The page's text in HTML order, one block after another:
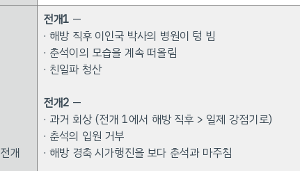
전개
전개1 —
· 해방 직후 이인국 박사의 병원이 텅 빔
· 춘석이의 모습을 계속 떠올림
· 친일파 청산
전개2 —
· 과거 회상 (전개 1에서 해방 직후 > 일제 강점기로)
· 춘석의 입원 거부
· 해방 경축 시가행진을 보다 춘석과 마주침